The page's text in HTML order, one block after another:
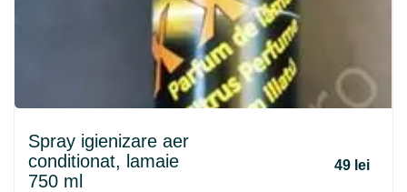
Spray igienizare aer
conditionat, lamaie
750 ml
49 lei